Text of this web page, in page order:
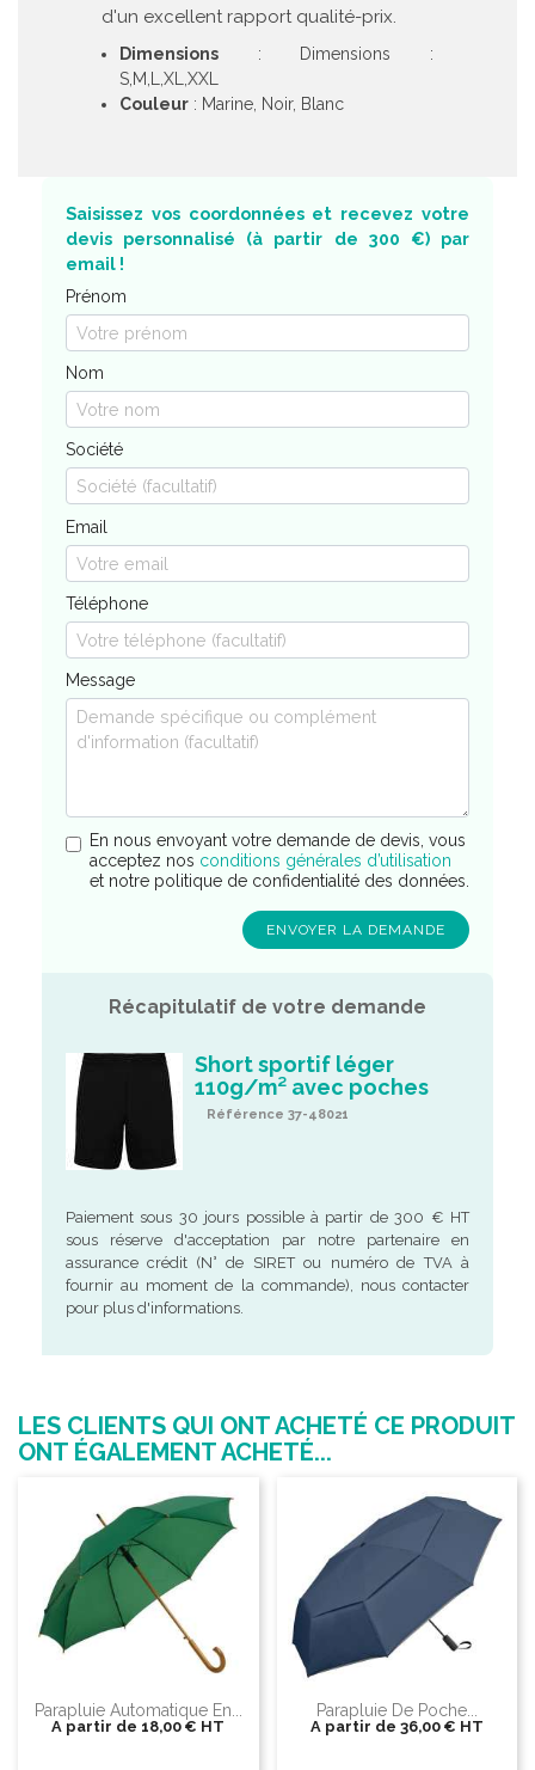
d'un excellent rapport qualité-prix.
Dimensions : Dimensions :
S,M,L,XL,XXL
Couleur : Marine, Noir, Blanc
Saisissez vos coordonnées et recevez votre
devis personnalisé (à partir de 300 €) par
email !
Prénom
Nom
Société
Email
Téléphone
Message
En nous envoyant votre demande de devis, vous
acceptez nos conditions générales d’utilisation
et notre politique de confidentialité des données.
Récapitulatif de votre demande
Short sportif léger
110g/m² avec poches
Référence 37-48021
Paiement sous 30 jours possible à partir de 300 € HT
sous réserve d'acceptation par notre partenaire en
assurance crédit (N° de SIRET ou numéro de TVA à
fournir au moment de la commande), nous contacter
pour plus d'informations.
LES CLIENTS QUI ONT ACHETÉ CE PRODUIT
ONT ÉGALEMENT ACHETÉ...
Parapluie Automatique En...
A partir de 18,00 € HT
Parapluie De Poche...
A partir de 36,00 € HT